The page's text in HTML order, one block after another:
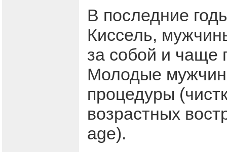
В последние
Киссель,
за собой и чаще
Молодые
процедуры
возрастных
age).